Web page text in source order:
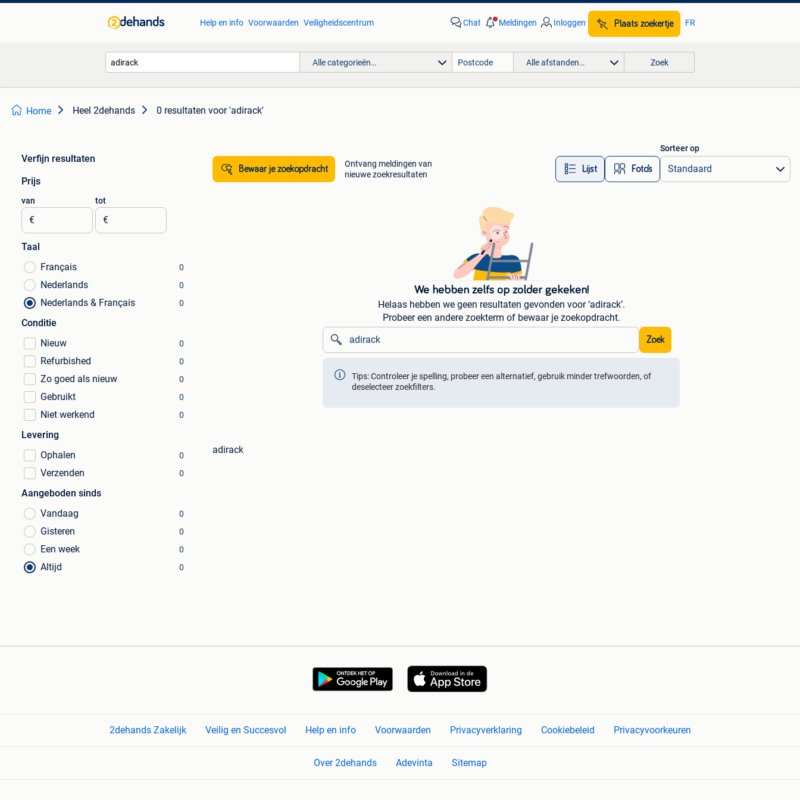
Help en info Voorwaarden Veiligheidscentrum Chat Meldingen Inloggen Plaats zoekertje FR
Alle categorieën… Alle afstanden… Zoek
Home Heel 2dehands 0 resultaten voor 'adirack'
Verfijn resultaten
Prijs
van
€
tot
€
Taal
Français
0
Nederlands 0
Nederlands & Français 0
Conditie
Nieuw
0
Refurbished 0
Zo goed als nieuw 0
Gebruikt 0
Niet werkend 0
Levering
Ophalen
0
Verzenden 0
Aangeboden sinds
Vandaag
0
Gisteren 0
Een week 0
Altijd 0
Bewaar je zoekopdracht
Ontvang meldingen van
nieuwe zoekresultaten
Lijst Foto’s
Sorteer op
We hebben zelfs op zolder gekeken!
Helaas hebben we geen resultaten gevonden voor ‘adirack’.
Probeer een andere zoekterm of bewaar je zoekopdracht.
Zoek
Tips: Controleer je spelling, probeer een alternatief, gebruik minder trefwoorden, of
deselecteer zoekfilters.
adirack
2dehands Zakelijk Veilig en Succesvol Help en info Voorwaarden Privacyverklaring Cookiebeleid Privacyvoorkeuren
Over 2dehands Adevinta Sitemap